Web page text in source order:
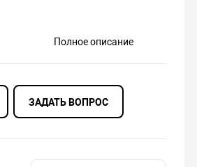
Полное описание
ЗАДАТЬ ВОПРОС